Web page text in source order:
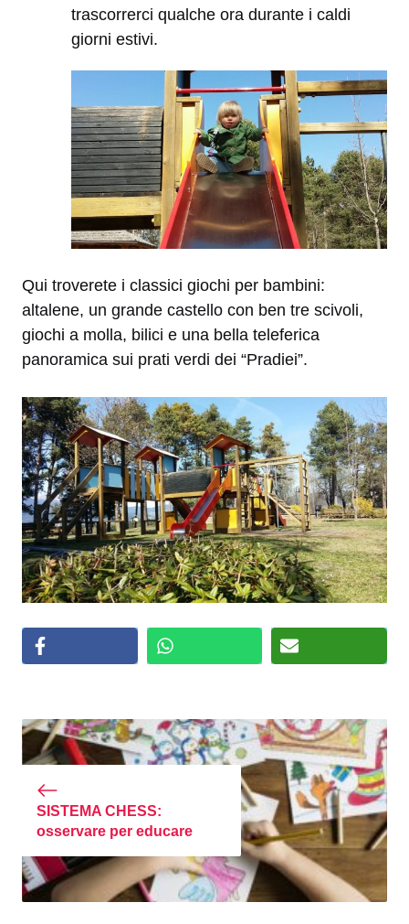
trascorrerci qualche ora durante i caldi
giorni estivi.
Qui troverete i classici giochi per bambini:
altalene, un grande castello con ben tre scivoli,
giochi a molla, bilici e una bella teleferica
panoramica sui prati verdi dei “Pradiei”.
SISTEMA CHESS:
osservare per educare